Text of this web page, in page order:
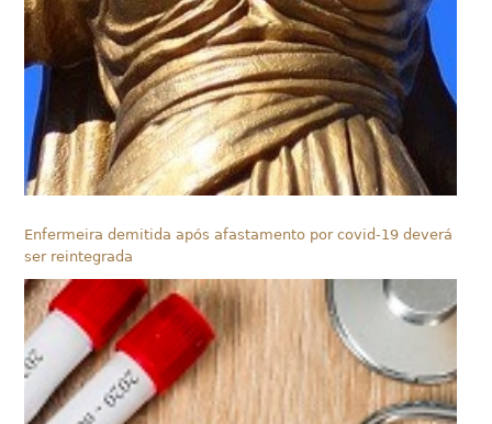
Enfermeira demitida após afastamento por covid-19 deverá
ser reintegrada